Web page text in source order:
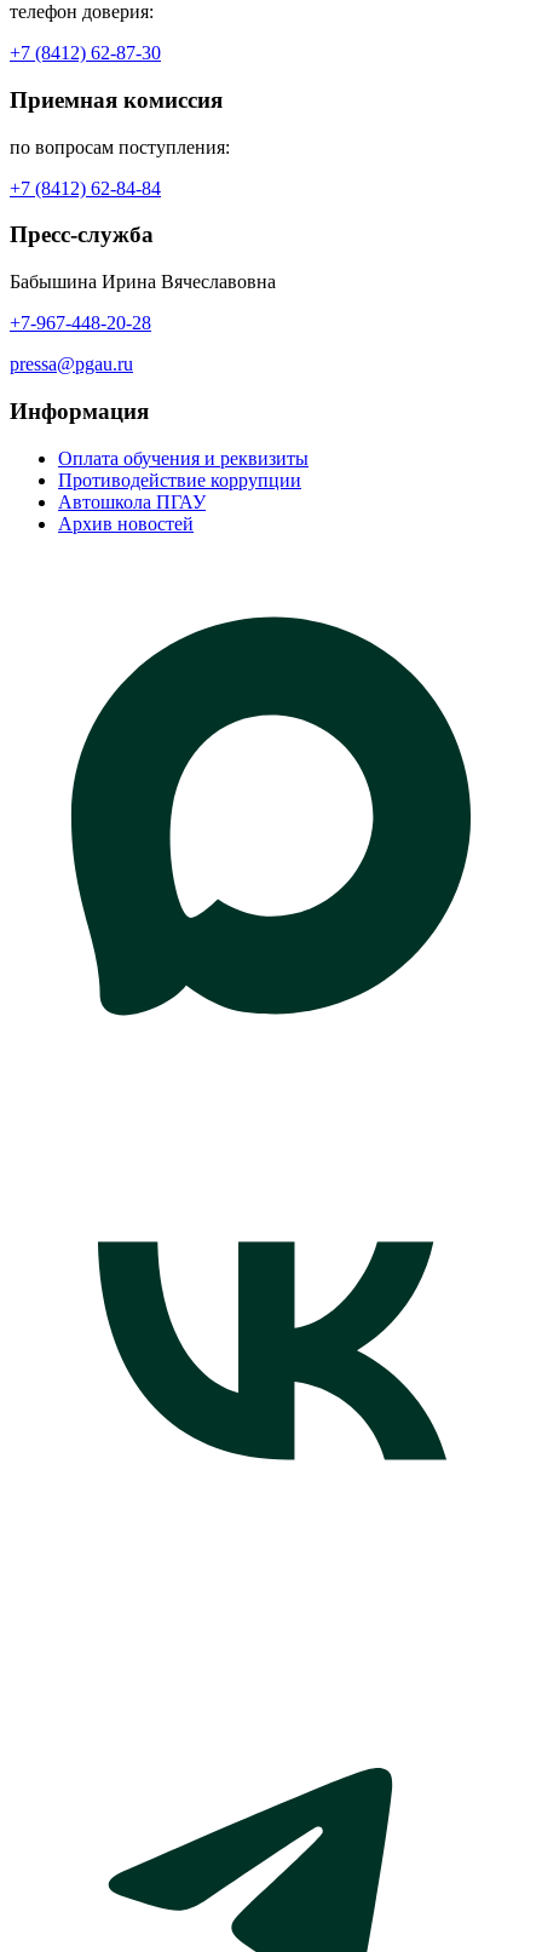
телефон доверия:
+7 (8412) 62-87-30
Приемная комиссия
по вопросам поступления:
+7 (8412) 62-84-84
Пресс-служба
Бабышина Ирина Вячеславовна
+7-967-448-20-28
pressa@pgau.ru
Информация
Оплата обучения и реквизиты
Противодействие коррупции
Автошкола ПГАУ
Архив новостей